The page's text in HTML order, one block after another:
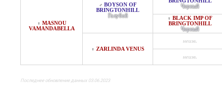
♀ MASNOU
VAMANDABELLA
♂ BOYSON OF
BRINGTONHILL
Голубой
Черный
♀ BLACK IMP OF
BRINGTONHILL
Черный
♀ ZARLINDA VENUS
неизв.
неизв.
Последнее обновление данных 03.06.2023